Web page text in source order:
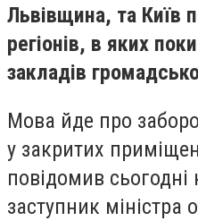
Львівщина, та Київ
регіонів, в яких
закладів
Мова йде про
у закритих
повідомив сьогодні
заступник міністра